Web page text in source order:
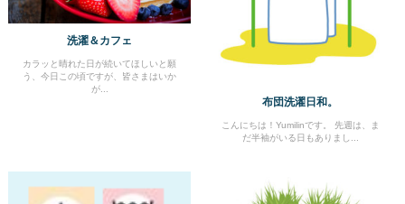
洗濯＆カフェ
カラッと晴れた日が続いてほしいと願
う、今日この頃ですが、皆さまはいか
が...
布団洗濯日和。
こんにちは！Yumilinです。 先週は、ま
だ半袖がいる日もありまし...